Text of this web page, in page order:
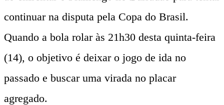
continuar na disputa pela Copa do Brasil.
Quando a bola rolar às 21h30 desta quinta-feira
(14), o objetivo é deixar o jogo de ida no
passado e buscar uma virada no placar
agregado.